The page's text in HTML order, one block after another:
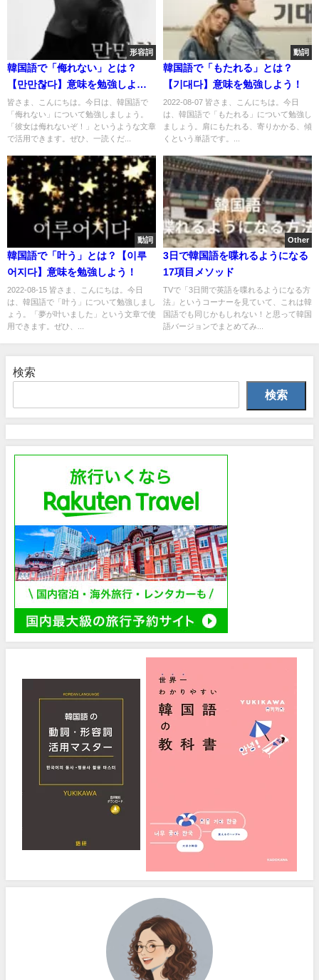
形容詞
韓国語で「侮れない」とは？
【만만찮다】意味を勉強しよ
う！
皆さま、こんにちは。今日は、韓国語で
「侮れない」について勉強しましょう。
「彼女は侮れないぞ！」というような文章
で活用できます。ぜひ、一読くだ...
動詞
韓国語で「もたれる」とは？
【기대다】意味を勉強しよう！
2022-08-07 皆さま、こんにちは。今日
は、韓国語で「もたれる」について勉強し
ましょう。肩にもたれる、寄りかかる、傾
くという単語です。...
動詞
韓国語で「叶う」とは？【이루
어지다】意味を勉強しよう！
2022-08-15 皆さま、こんにちは。今日
は、韓国語で「叶う」について勉強しまし
ょう。「夢が叶いました」という文章で使
用できます。ぜひ、...
Other
3日で韓国語を喋れるようになる
17項目メソッド
TVで「3日間で英語を喋れるようになる方
法」というコーナーを見ていて、これは韓
国語でも同じかもしれない！と思って韓国
語バージョンでまとめてみ...
検索
検索